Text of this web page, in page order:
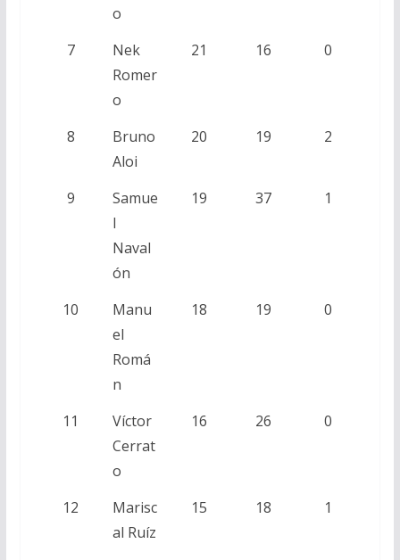
o
7
Nek
Romer
o
21 16 0
8
Bruno
Aloi
20 19 2
9
Samue
l
Naval
ón
19 37 1
10
Manu
el
Romá
n
18 19 0
11
Víctor
Cerrat
o
16 26 0
12
Marisc
al Ruíz
15 18 1